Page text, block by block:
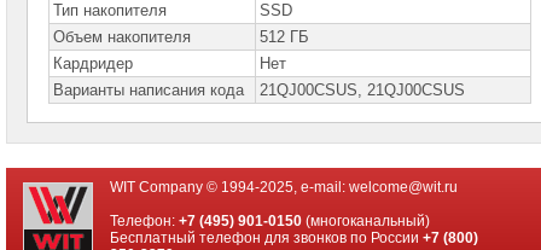
Активное
сетевое
оборудование
СХД
-
системы
Компоненты
компьютеров
Тип накопителя
SSD
Объем накопителя
512 ГБ
Кардридер
Нет
Варианты написания кода
21QJ00CSUS, 21QJ00CSUS
WIT Company © 1994-2025, e-mail: welcome@wit.ru
Телефон:+7 (495) 901-0150 (многоканальный)
Бесплатный телефон для звонков по России+7 (800)